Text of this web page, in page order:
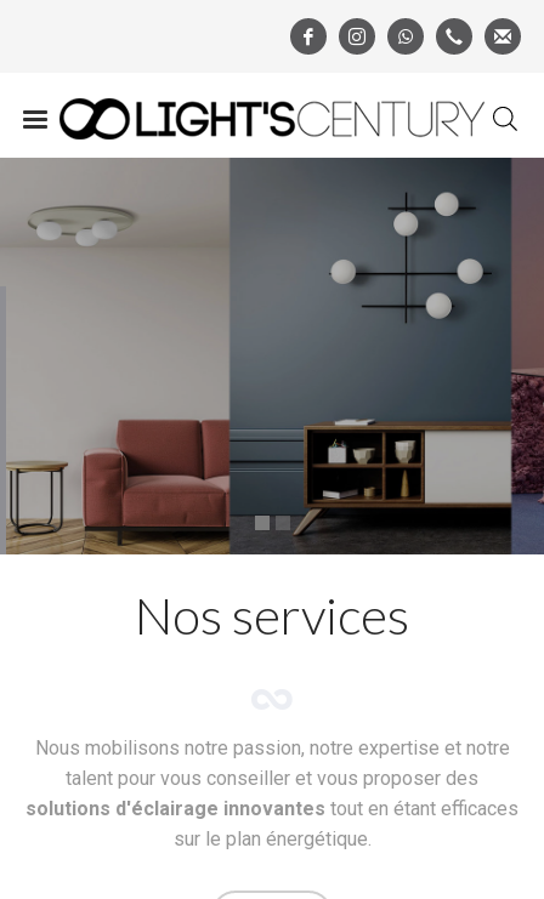
Nos services
Nous mobilisons notre passion, notre expertise et notre
talent pour vous conseiller et vous proposer des
solutions d'éclairage innovantes tout en étant efficaces
sur le plan énergétique.